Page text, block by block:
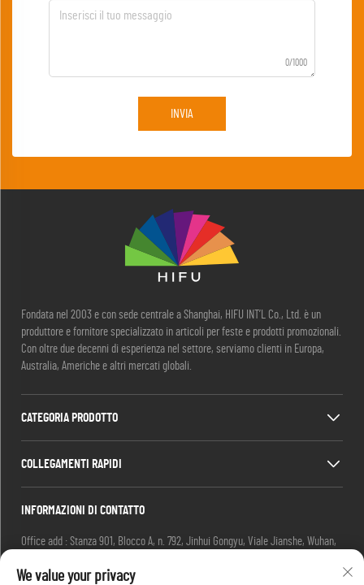
0/1000
INVIA
Fondata nel 2003 e con sede centrale a Shanghai, HIFU INT’L Co., Ltd. è un
produttore e fornitore specializzato in articoli per feste e prodotti promozionali.
Con oltre due decenni di esperienza nel settore, serviamo clienti in Europa,
Australia, Americhe e altri mercati globali.
CATEGORIA PRODOTTO
COLLEGAMENTI RAPIDI
INFORMAZIONI DI CONTATTO
Office add : Stanza 901, Blocco A, n. 792, Jinhui Gongyu, Viale Jianshe, Wuhan,
Email: [email protected]
We value your privacy